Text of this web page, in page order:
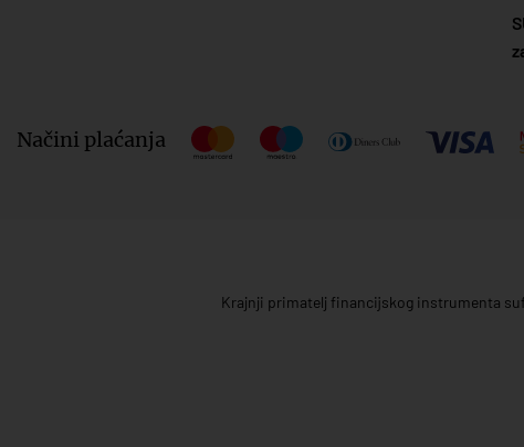
Načini plaćanja
Krajnji primatelj financijskog instrumenta